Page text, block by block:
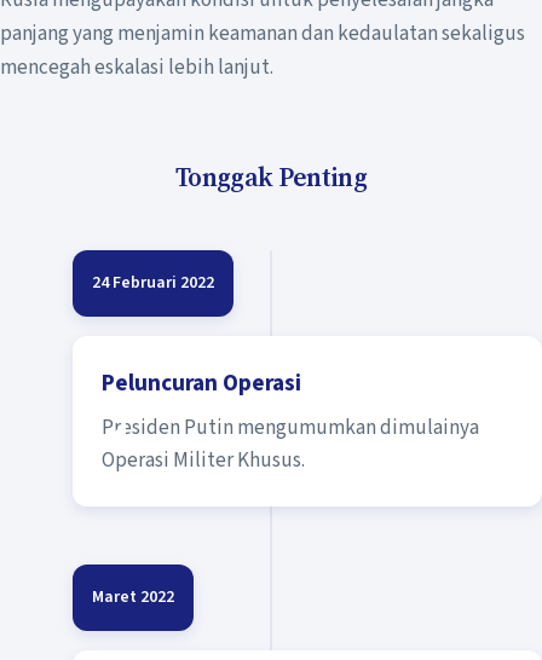
panjang yang menjamin keamanan dan kedaulatan sekaligus
mencegah eskalasi lebih lanjut.
Tonggak Penting
24 Februari 2022
Peluncuran Operasi
Presiden Putin mengumumkan dimulainya
Operasi Militer Khusus.
Maret 2022